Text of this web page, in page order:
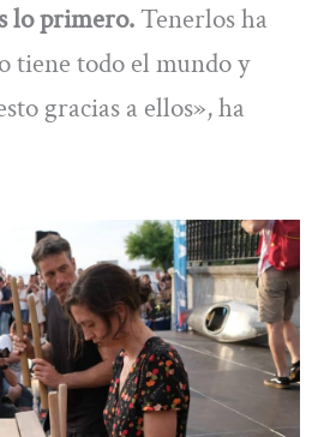
lo primero.Tenerlos ha
tiene todo el mundo y
gracias a ellos», ha